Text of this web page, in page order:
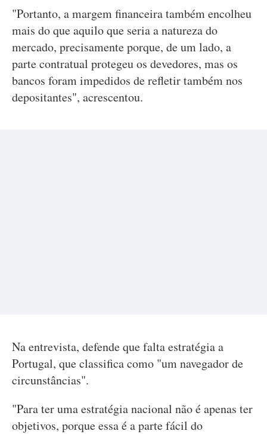
"Portanto, a margem financeira também encolheu
mais do que aquilo que seria a natureza do
mercado, precisamente porque, de um lado, a
parte contratual protegeu os devedores, mas os
bancos foram impedidos de refletir também nos
depositantes", acrescentou.
Na entrevista, defende que falta estratégia a
Portugal, que classifica como "um navegador de
circunstâncias".
"Para ter uma estratégia nacional não é apenas ter
objetivos, porque essa é a parte fácil do